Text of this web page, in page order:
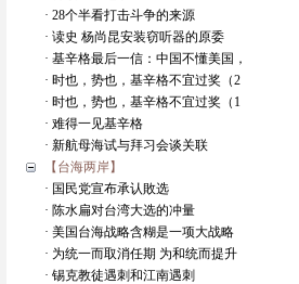
· 28个半看打击斗争的来源
· 读史 杨尚昆安装窃听器的原委
· 基辛格最后一信：中国不懂美国，
· 时也，势也，基辛格不宜过奖（2
· 时也，势也，基辛格不宜过奖（1
· 难得一见基辛格
· 新航母海试与拜习会谈关联
【台海两岸】
· 国民党宣布承认敗选
· 陈水扁对台湾大选的冲量
· 美国台海战略含糊是一项大战略
· 为统一而取消任期 为和统而提升
· 锡克教徒遇刺和江南遇刺